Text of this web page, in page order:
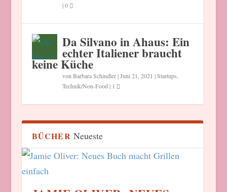
|0
Da Silvano in Ahaus: Ein
echter Italiener braucht
keine Küche
von Barbara Schindler|Juni 21, 2021 |Startups
Technik/Non-Food | 1
BÜCHER Neueste